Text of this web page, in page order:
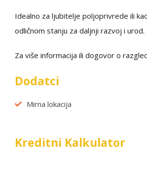
Idealno za ljubitelje poljoprivrede ili
odličnom stanju za daljnji razvoj i urod.
Za više informacija ili dogovor o
Dodatci
Mirna lokacija
Kreditni Kalkulator